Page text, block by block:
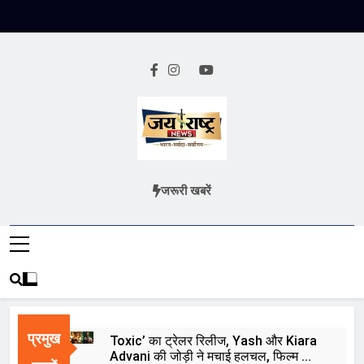
Jai Rashtra
हिंदी समाचार
जरूरी खबरें
प्रमुख
Toxic’ का ट्रेलर रिलीज, Yash और Kiara
Advani की जोड़ी ने मचाई हलचल, फिल्म को